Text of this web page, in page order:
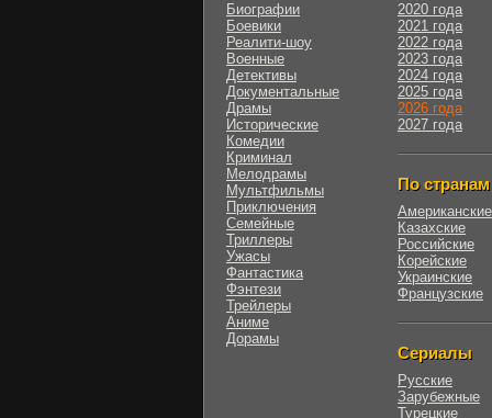
Биографии
Боевики
Реалити-шоу
Военные
Детективы
Документальные
Драмы
Исторические
Комедии
Криминал
Мелодрамы
Мультфильмы
Приключения
Семейные
Триллеры
Ужасы
Фантастика
Фэнтези
Трейлеры
Аниме
Дорамы
2020 года
2021 года
2022 года
2023 года
2024 года
2025 года
2026 года
2027 года
По странам
Американские
Казахские
Российские
Корейские
Украинские
Французские
Сериалы
Русские
Зарубежные
Турецкие